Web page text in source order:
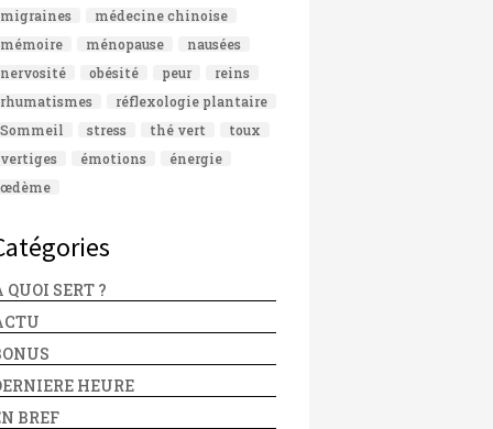
migraines
médecine chinoise
mémoire
ménopause
nausées
nervosité
obésité peur
reins
rhumatismes
réflexologie plantaire
Sommeil
stress thé vert
toux
vertiges
émotions
énergie
œdème
QUOI SERT ?
HEURE
BREF